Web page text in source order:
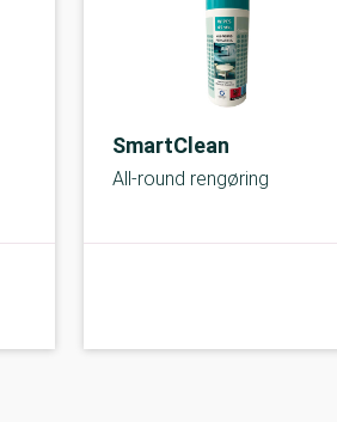
SmartClean
All-round rengøring